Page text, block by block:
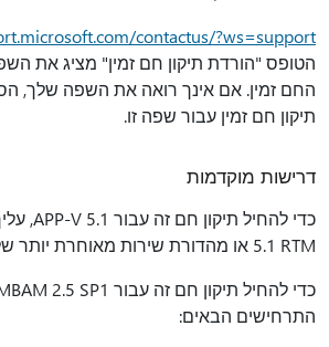
contactus/?ws=support
הטופס "הורדת תיקון חם זמין" מציג את
החם זמין. אם אינך רואה את השפה שלך,
תיקון חם זמין עבור שפה זו.
דרישות מוקדמות
5.1 RTM או מהדורת שירות מאוחרת יותר של App-V 5.1.
התרחישים הבאים: